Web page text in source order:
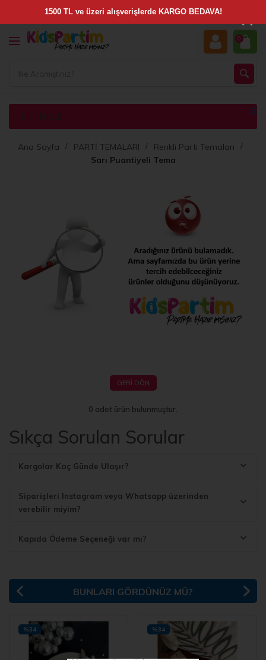
0
FILTRELE
Ana Sayfa PARTİ TEMALARI
Renkli Parti Temaları
Sarı Puantiyeli Tema
GERI DÖN
0 adet ürün bulunmuştur.
Sıkça Sorulan Sorular
Kargolar Kaç Günde Ulaşır?
Siparişleri Instagram veya Whatsapp üzerinden
verebilir miyim?
Kapıda Ödeme Seçeneği var mı?
BUNLARI GÖRDÜNÜZ MÜ?
%34 %34
×